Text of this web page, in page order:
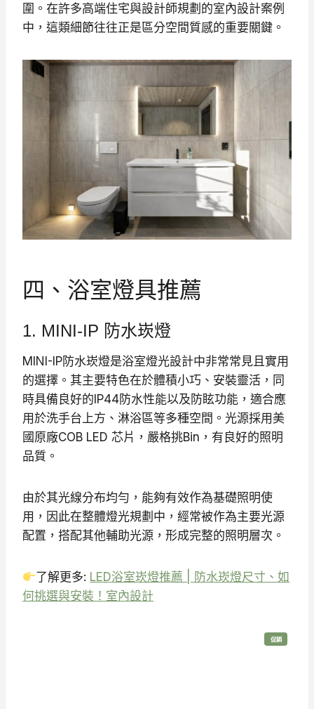
圍。在許多高端住宅與設計師規劃的室內設計案例
中，這類細節往往正是區分空間質感的重要關鍵。
四、浴室燈具推薦
1. MINI-IP 防水崁燈
MINI-IP防水崁燈是浴室燈光設計中非常常見且實用
的選擇。其主要特色在於體積小巧、安裝靈活，同
時具備良好的IP44防水性能以及防眩功能，適合應
用於洗手台上方、淋浴區等多種空間。光源採用美
國原廠COB LED 芯片，嚴格挑Bin，有良好的照明
品質。
由於其光線分布均勻，能夠有效作為基礎照明使
用，因此在整體燈光規劃中，經常被作為主要光源
配置，搭配其他輔助光源，形成完整的照明層次。
了解更多: LED浴室崁燈推薦 | 防水崁燈尺寸、如
何挑選與安裝！室內設計
促銷特
價